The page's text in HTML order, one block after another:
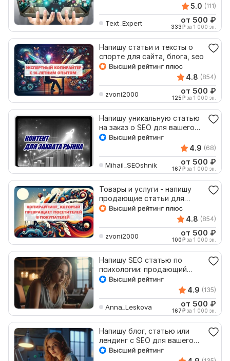
5.0 (111)
Text_Expert от 500 ₽
333₽ за 1 000 зн.
Напишу статьи и тексты о
спорте для сайта, блога, seo
4.8 (854)
zvoni2000 от 500 ₽
125₽ за 1 000 зн.
Напишу уникальную статью
на заказ о SEO для вашего
сайта
4.9 (68)
Mihail_SEOshnik от 500 ₽
167₽ за 1 000 зн.
Товары и услуги - напишу
продающие статьи для
Вашего сайта
4.8 (854)
zvoni2000 от 500 ₽
100₽ за 1 000 зн.
Напишу SEO статью по
психологии: продающий
текст для сайта, блог, дзен
4.9 (135)
Anna_Leskova от 500 ₽
167₽ за 1 000 зн.
Напишу блог, статью или
лендинг с SEO для вашего
сайта про туризм